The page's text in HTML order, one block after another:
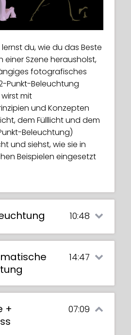
ihrer eigenen
auswählen,
Formschatten zu
die Schritte führen, um
eine Schnittmaske
in Procreate zu
dir auch, wie ein
dir helfen kann, während
Prozesses auf
dieses Tutorials
verschiedene
Töne und Pinsel
je nach
lernst du, wie du das Beste
einer Szene herausholst,
fotografisches
Punkt-Beleuchtung
mit
und Konzepten
dem Fülllicht und dem
Beleuchtung)
und siehst, wie sie in
Beispielen eingesetzt
10:48
14:47
+
07:09